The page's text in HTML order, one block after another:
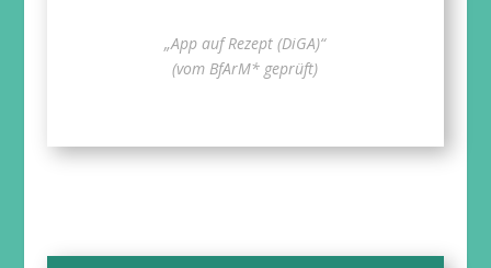
„App auf Rezept (DiGA)“
(vom BfArM* geprüft)